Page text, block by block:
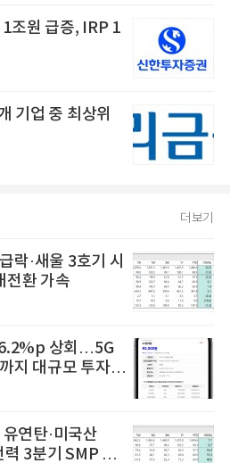
조원 급증, IRP 1
기업 중 최상위
더보기
락·새울 3호기 시
전환 가속
상회…5G
지 대규모 투자
연탄·미국산
3분기 SMP 상